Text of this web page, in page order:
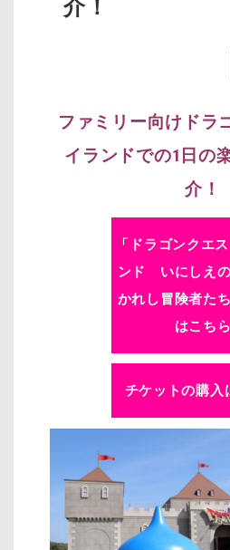
介！
ファミリー向けドラ
イランドでの1日の
介！
「 ドラゴンクエ
ンド いにしえ
かれし冒険者たち
はこちら
チケットの購入